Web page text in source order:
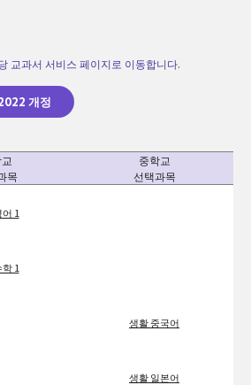
교과서 서비스 페이지로 이동합니다.
개정
목
중학교
선택과목
1
1
생활 중국어
생활 일본어